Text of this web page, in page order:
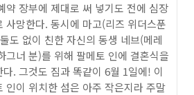
약 장부에 제대로 써 넣기도 전에 심장
사망한다. 동시에 마고(리즈 위더스푼
도 없이 친한 자신의 동생 네브(메레
그너 분)를 위해 팔메토 인에 결혼식을
다. 그것도 짐과 똑같이 6월 1일에! 이
인이 위치한 섬은 아주 작은지라 주말